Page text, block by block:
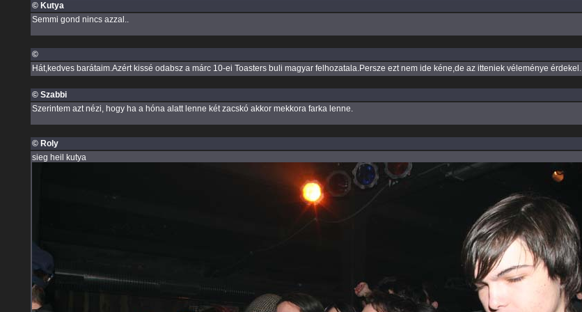
© Kutya
Semmi gond nincs azzal..
©
Hát,kedves barátaim.Azért kissé odabsz a márc 10-ei Toasters buli magyar felhozatala.Persze ezt nem ide kéne,de az itteniek véleménye érdekel.
© Szabbi
Szerintem azt nézi, hogy ha a hóna alatt lenne két zacskó akkor mekkora farka lenne.
© Roly
sieg heil kutya